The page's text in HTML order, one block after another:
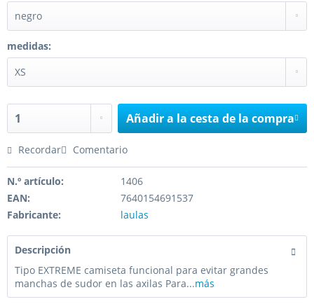
medidas:
Añadir a la cesta de la compra
Recordar Comentario
N.º artículo:
1406
EAN:
7640154691537
Fabricante:
laulas
Descripción
Tipo EXTREME camiseta funcional para evitar grandes
manchas de sudor en las axilas Para...más